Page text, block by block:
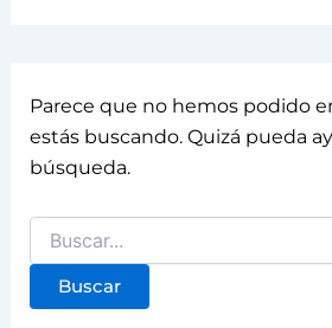
Parece que no hemos podido
estás buscando. Quizá pueda
búsqueda.